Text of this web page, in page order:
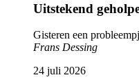
Uitstekend
Gisteren een
Frans Dessing
24 juli 2026